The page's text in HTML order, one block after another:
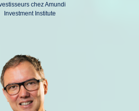
chez Amundi
Investment Institute